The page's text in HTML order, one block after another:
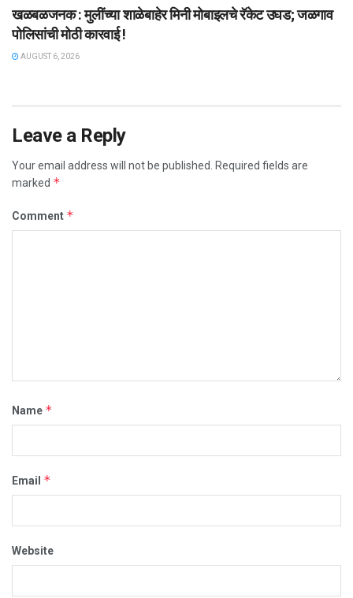
खळबळजनक : मुलींच्या शाळेबाहेर मिनी मोबाइलचे रॅकेट उघड; जळगाव
पोलिसांची मोठी कारवाई !
AUGUST 6, 2026
Leave a Reply
Your email address will not be published.
Required fields are
marked *
Comment *
Name *
Email *
Website